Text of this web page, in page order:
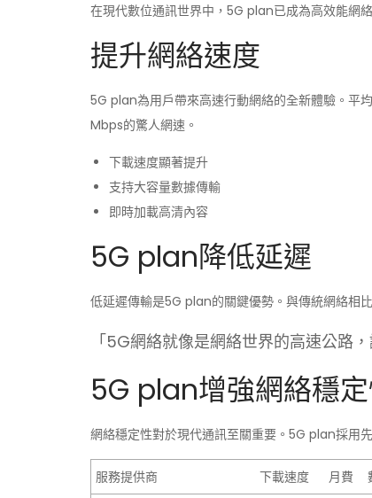
在現代數位通訊世界中，5G plan已成為高效能網
提升網絡速度
5G plan為用戶帶來高速行動網絡的全新體驗。平
Mbps的驚人網速。
下載速度顯著提升
支持大容量數據傳輸
即時加載高清內容
5G plan降低延遲
低延遲傳輸是5G plan的關鍵優勢。與傳統網絡相
「5G網絡就像是網絡世界的高速公路
5G plan增強網絡穩
網絡穩定性對於現代通訊至關重要。5G plan採用
服務提供商 下載速度 月費